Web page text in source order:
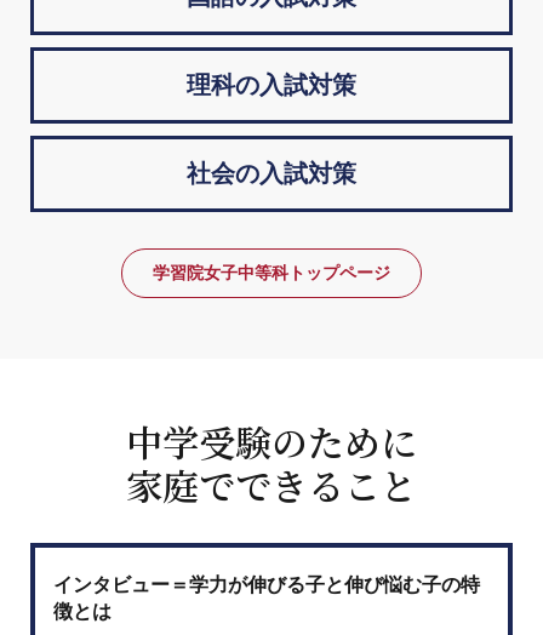
理科の入試対策
社会の入試対策
学習院女子中等科トップページ
中学受験のために
家庭でできること
インタビュー＝学力が伸びる子と伸び悩む子の特
徴とは